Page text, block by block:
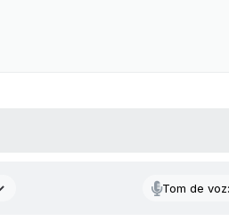
Tom de voz: